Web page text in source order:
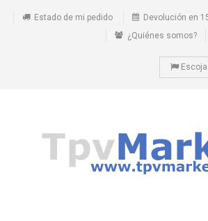
Estado de mi pedido Devolución en
¿Quiénes somos?